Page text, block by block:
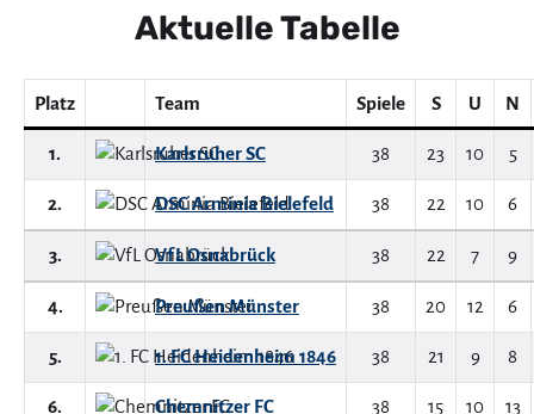
Aktuelle Tabelle
Platz Team Spiele S U N
1. Karlsruher SC 38 23 10 5
2. DSC Arminia Bielefeld 38 22 10 6
3. VfL Osnabrück 38 22 7 9
4. Preußen Münster 38 20 12 6
5. 1. FC Heidenheim 1846 38 21 9 8
6. Chemnitzer FC 38 15 10 13